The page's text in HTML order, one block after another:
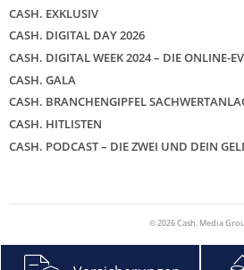
CASH. EXKLUSIV
CASH. DIGITAL DAY 2026
CASH. DIGITAL WEEK 2024 – DIE ONLINE-
CASH. GALA
CASH. BRANCHENGIPFEL
CASH. HITLISTEN
CASH. PODCAST – DIE ZWEI UND DEIN
© 2026 Cash. Media